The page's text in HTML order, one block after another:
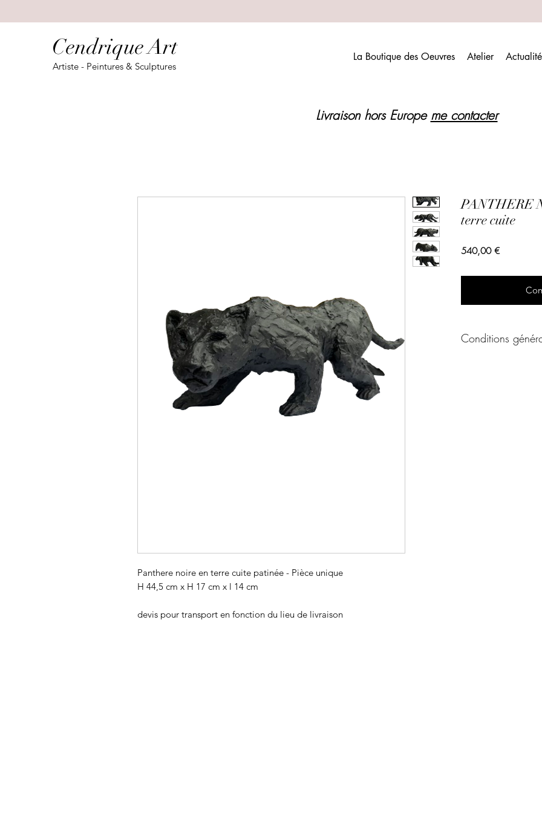
Cendrique Art
Artiste - Peintures & Sculptures
La Boutique des Oeuvres Atelier
Panthere noire en terre cuite patinée - Pièce unique
H 44,5 cm x H 17 cm x l 14 cm
devis pour transport en fonction du lieu de livraison
PANTHERE
terre cuite
540,00 €Prix
Conditions
Livraison hors Europe me contacter